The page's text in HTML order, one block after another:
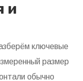
и
ключевые
размер
обычно